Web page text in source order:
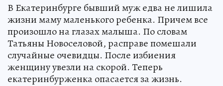
В Екатеринбурге бывший муж едва не лишила
жизни маму маленького ребенка. Причем все
произошло на глазах малыша. По словам
Татьяны Новоселовой, расправе помешали
случайные очевидцы. После избиения
женщину увезли на скорой. Теперь
екатеринбурженка опасается за жизнь.